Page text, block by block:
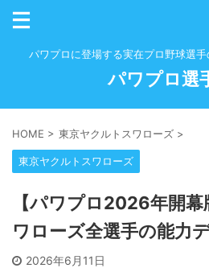
パワプロに登場する実在プロ野球選
パワプロ選
HOME > 東京ヤクルトスワローズ >
東京ヤクルトスワローズ
【パワプロ2026年開
ワローズ全選手の能力
2026年6月11日